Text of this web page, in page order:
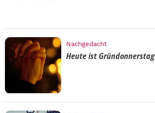
Nachgedacht
Heute ist Gründonnerstag